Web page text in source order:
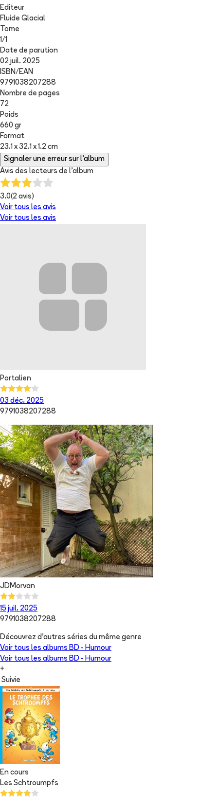
Editeur
Fluide Glacial
Tome
1/1
Date de parution
02 juil. 2025
ISBN/EAN
9791038207288
Nombre de pages
72
Poids
660 gr
Format
23.1 x 32.1 x 1.2 cm
Signaler une erreur sur l'album
Avis des lecteurs de l'album
3.0(2 avis)
Voir tous les avis
Voir tous les avis
Portalien
03 déc. 2025
9791038207288
JDMorvan
15 juil. 2025
9791038207288
Découvrez d'autres séries du même genre
Voir tous les albums BD - Humour
Voir tous les albums BD - Humour
+
Suivie
En cours
Les Schtroumpfs